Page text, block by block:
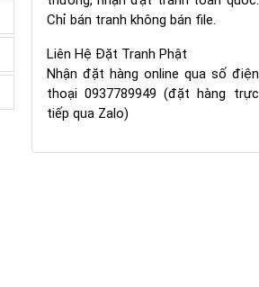
Chỉ bán tranh không bán file.
Liên Hệ Đặt Tranh Phật
Nhận đặt hàng online qua số điện
thoại 0937789949 (đặt hàng trực
tiếp qua Zalo)